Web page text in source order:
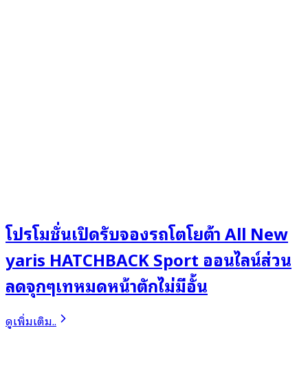
โปรโมชั่นเปิดรับจองรถโตโยต้า All New
yaris HATCHBACK Sport ออนไลน์ส่วน
ลดจุกๆเทหมดหน้าตักไม่มีอั้น
ดูเพิ่มเติม..